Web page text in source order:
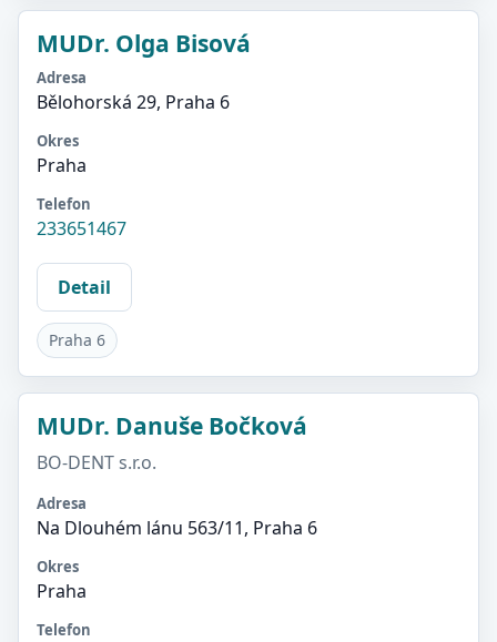
MUDr. Olga Bisová
Adresa
Bělohorská 29, Praha 6
Okres
Praha
Telefon
233651467
Detail
Praha 6
MUDr. Danuše Bočková
BO-DENT s.r.o.
Adresa
Na Dlouhém lánu 563/11, Praha 6
Okres
Praha
Telefon